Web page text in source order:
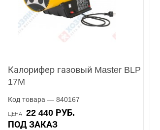
Калорифер газовый Master BLP
17M
Код товара — 840167
ЦЕНА
22 440 РУБ.
ПОД ЗАКАЗ